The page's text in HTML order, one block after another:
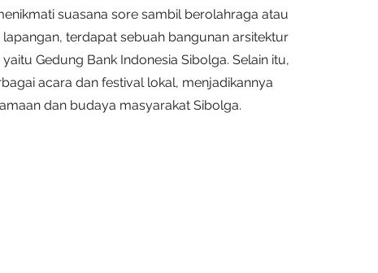
suasana sore sambil berolahraga atau
terdapat sebuah bangunan arsitektur
Gedung Bank Indonesia Sibolga. Selain itu,
acara dan festival lokal, menjadikannya
dan budaya masyarakat Sibolga.